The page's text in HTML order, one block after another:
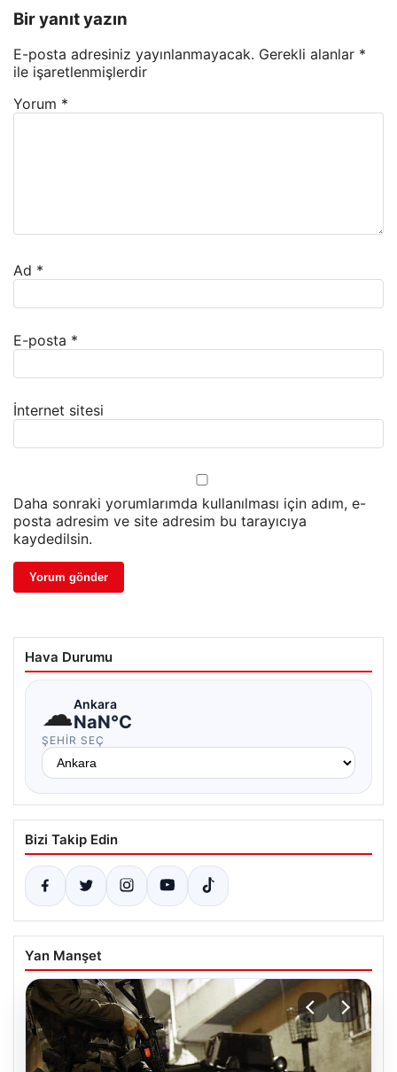
Bir yanıt yazın
E-posta adresiniz yayınlanmayacak. Gerekli alanlar *
ile işaretlenmişlerdir
Yorum *
Ad *
E-posta *
İnternet sitesi
Daha sonraki yorumlarımda kullanılması için adım, e-
posta adresim ve site adresim bu tarayıcıya
kaydedilsin.
Hava Durumu
☁Ankara
NaN°C
ŞEHIR SEÇ
Bizi Takip Edin
Yan Manşet